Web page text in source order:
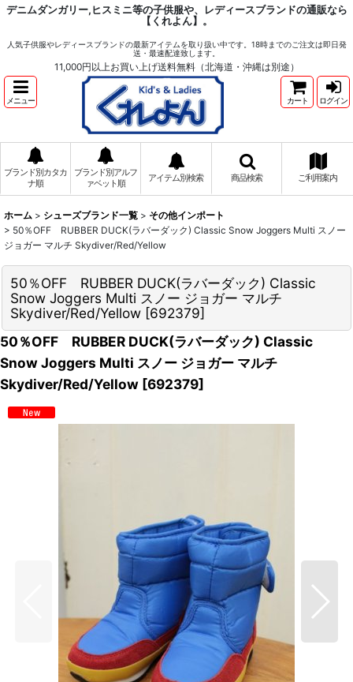
デニムダンガリー,ヒスミニ等の子供服や、レディースブランドの通販なら
【くれよん】。
人気子供服やレディースブランドの最新アイテムを取り扱い中です。18時までのご注文は即日発
送・最速配達致します。
11,000円以上お買い上げ送料無料（北海道・沖縄は別途）
メニュー カート ログイン
ブランド別カタカ
ナ順
ブランド別アルフ
ァベット順
アイテム別検索 商品検索 ご利用案内
ホーム > シューズブランド一覧 > その他インポート
> 50％OFF RUBBER DUCK(ラバーダック) Classic Snow Joggers Multi スノー
ジョガー マルチ Skydiver/Red/Yellow
50％OFF RUBBER DUCK(ラバーダック) Classic
Snow Joggers Multi スノー ジョガー マルチ
Skydiver/Red/Yellow [692379]
50％OFF RUBBER DUCK(ラバーダック) Classic
Snow Joggers Multi スノー ジョガー マルチ
Skydiver/Red/Yellow [692379]